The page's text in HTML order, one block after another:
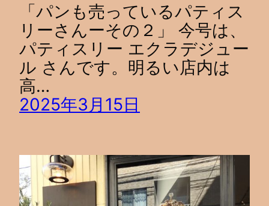
「パンも売っているパティス
リーさんーその２」 今号は、
パティスリー エクラデジュー
ル さんです。明るい店内は
高…
2025年3月15日